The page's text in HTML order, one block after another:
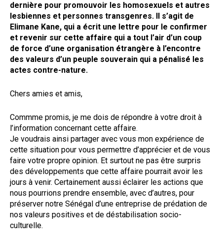
dernière pour promouvoir les homosexuels et autres
lesbiennes et personnes transgenres. Il s’agit de
Elimane Kane, qui a écrit une lettre pour le confirmer
et revenir sur cette affaire qui a tout l’air d’un coup
de force d’une organisation étrangère à l’encontre
des valeurs d’un peuple souverain qui a pénalisé les
actes contre-nature.
Chers amies et amis,
Commme promis, je me dois de répondre à votre droit à
l’information concernant cette affaire.
Je voudrais ainsi partager avec vous mon expérience de
cette situation pour vous permettre d’apprécier et de vous
faire votre propre opinion. Et surtout ne pas être surpris
des développements que cette affaire pourrait avoir les
jours à venir. Certainement aussi éclairer les actions que
nous pourrions prendre ensemble, avec d’autres, pour
préserver notre Sénégal d’une entreprise de prédation de
nos valeurs positives et de déstabilisation socio-
culturelle.